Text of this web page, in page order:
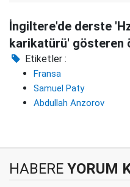
İngiltere'de derste
karikatürü' gösteren
Etiketler :
Fransa
Samuel Paty
Abdullah Anzorov
HABERE YORUM